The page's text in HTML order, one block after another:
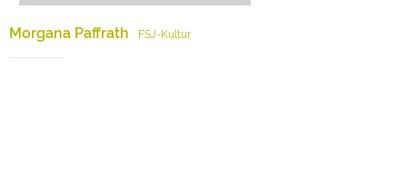
Morgana Paffrath FSJ-Kultur